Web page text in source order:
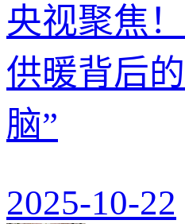
央视聚焦
供暖背后
脑”
2025-10-22